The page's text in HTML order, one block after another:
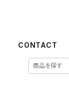
CONTACT